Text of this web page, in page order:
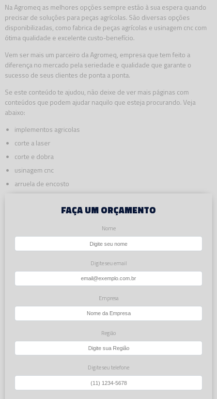
Na Agromeq as melhores opções sempre estão à sua espera quando
precisar de soluções para peças agrícolas. São diversas opções
disponibilizadas, como fabrica de peças agrícolas e usinagem cnc com
ótima qualidade e excelente custo-benefício.
Vem ser mais um parceiro da Agromeq, empresa que tem feito a
diferença no mercado pela seriedade e qualidade que garante o
sucesso de seus clientes de ponta a ponta.
Se este conteúdo te ajudou, não deixe de ver mais páginas com
conteúdos que podem ajudar naquilo que esteja procurando. Veja
abaixo:
implementos agricolas
corte a laser
corte e dobra
usinagem cnc
arruela de encosto
FAÇA UM ORÇAMENTO
Nome
Digite seu email
Empresa
Região
Digite seu telefone